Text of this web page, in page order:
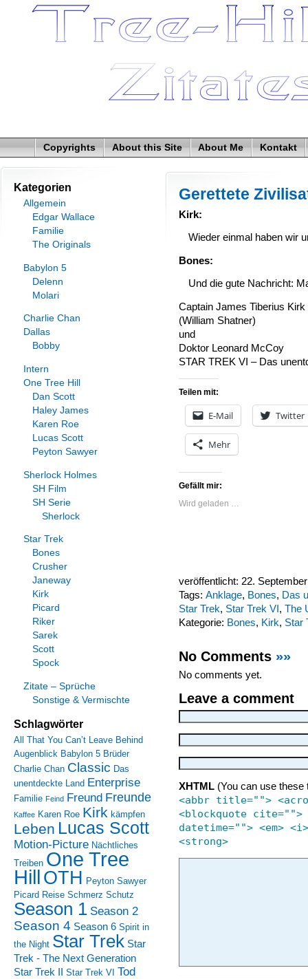
Copyrights About this Site About Me Kontakt
Gerettete
Kirk:
Wieder einmal haben wir
Bones:
Und die gute Nachricht:
Captain James Tiberius Kirk
(William Shatner)
und
Doktor Leonard McCoy
STAR TREK VI – Das
Teilen mit:
E-Mail Twitter
Mehr
Gefällt mir:
Wird geladen …
veröffentlicht: 22.
Tags: Anklage, Bones, Das
Star Trek, Star Trek VI, The
Kategorie: Bones, Kirk, Star
No Comments »»
No comments yet.
Leave a comment
XHTML (You can use
<abbr title="">
<blockquote cite="">
datetime=""> <em>
<strong>
Kategorien
Allgemein
Edgar Wallace
Familie
The Originals
Babylon 5
Delenn
Molari
Charlie Chan
Dallas
Bobby
Intern
One Tree Hill
Dan Scott
Haley James
Karen Roe
Lucas Scott
Peyton Sawyer
Sherlock Holmes
SH Film
SH Serie
Sherlock
Star Trek
Bones
Crusher
Janeway
Kirk
Picard
Riker
Sarek
Scott
Spock
Zitate – Sprüche
Sonstige & Vermischte
Schlagwörter
All That You Can’t Leave Behind
Augenblick Babylon 5 Brüder
Charlie Chan Classic Das
unentdeckte Land Enterprise
Familie Feind Freund Freunde
Kaffee Karen Roe Kirk kämpfen
Leben Lucas Scott
Motion-Picture Nächtliches
Treiben One Tree
Hill OTH Peyton Sawyer
Picard Reise Schmerz Schutz
Season 1 Season 2
Season 4 Season 6 Spirit in
the Night Star Trek Star
Trek - The Next Generation
Star Trek II Star Trek VI Tod